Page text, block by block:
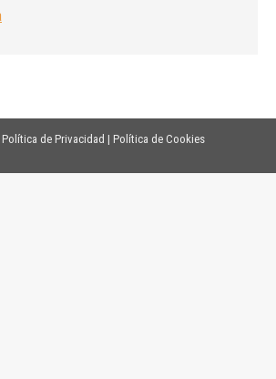
Política de Privacidad | Política de Cookies